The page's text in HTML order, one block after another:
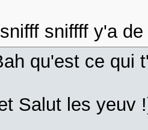
snifff sniffff y'a
qu'est ce qui
Salut les yeuv